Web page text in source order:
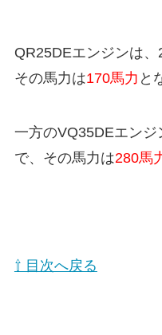
QR25DEエンジンは、
その馬力は170馬力 と
一方のVQ35DEエン
で、その馬力は280馬
⇧ 目次へ戻る